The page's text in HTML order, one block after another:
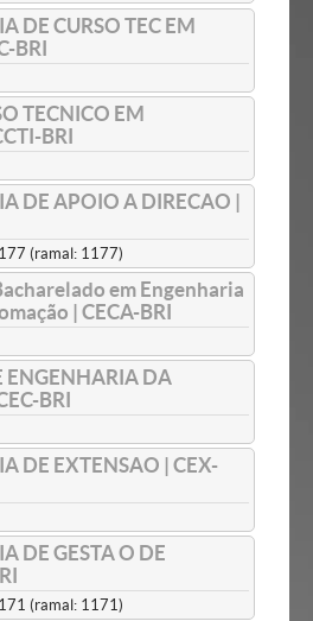
DE CURSO TEC EM
BRI
TECNICO EM
BRI
DE APOIO A DIRECAO |
(ramal: 1177)
em Engenharia
| CECA-BRI
ENGENHARIA DA
BRI
DE EXTENSAO | CEX-
DE GESTA O DE
(ramal: 1171)